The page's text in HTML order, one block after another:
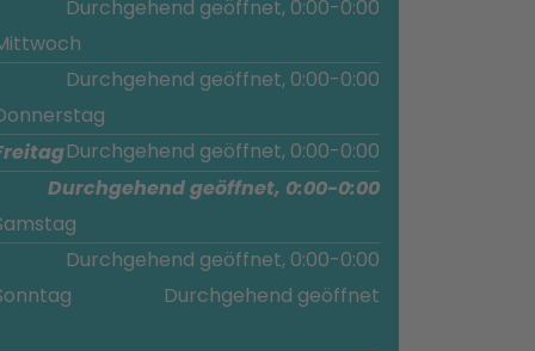
Durchgehend geöffnet, 0:00-0:00
Durchgehend geöffnet, 0:00-0:00
Durchgehend geöffnet, 0:00-0:00
Durchgehend geöffnet, 0:00-0:00
Durchgehend geöffnet, 0:00-0:00
Durchgehend geöffnet